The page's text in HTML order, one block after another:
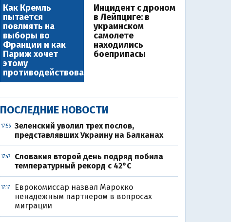
Как Кремль
пытается
повлиять на
выборы во
Франции и как
Париж хочет
этому
противодействовать
Инцидент с дроном
в Лейпциге: в
украинском
самолете
находились
боеприпасы
ПОСЛЕДНИЕ НОВОСТИ
17:56
Зеленский уволил трех послов,
представлявших Украину на Балканах
17:47
Словакия второй день подряд побила
температурный рекорд с 42°C
17:17
Еврокомиссар назвал Марокко
ненадежным партнером в вопросах
миграции